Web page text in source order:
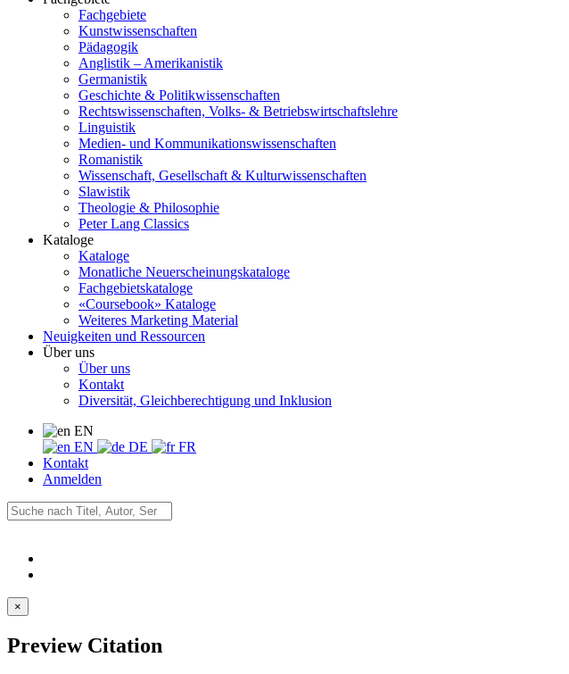
Fachgebiete
Kunstwissenschaften
Pädagogik
Anglistik – Amerikanistik
Germanistik
Geschichte & Politikwissenschaften
Rechtswissenschaften, Volks- & Betriebswirtschaftslehre
Linguistik
Medien- und Kommunikationswissenschaften
Romanistik
Wissenschaft, Gesellschaft & Kulturwissenschaften
Slawistik
Theologie & Philosophie
Peter Lang Classics
Kataloge
Kataloge
Monatliche Neuerscheinungskataloge
Fachgebietskataloge
«Coursebook» Kataloge
Weiteres Marketing Material
Neuigkeiten und Ressourcen
Über uns
Über uns
Kontakt
Diversität, Gleichberechtigung und Inklusion
EN
EN
DE
FR
Kontakt
Anmelden
×
Preview Citation